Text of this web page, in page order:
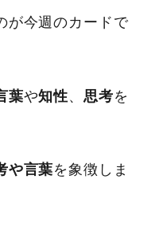
が今週のカードで
葉や知性、思考を
や言葉を象徴しま